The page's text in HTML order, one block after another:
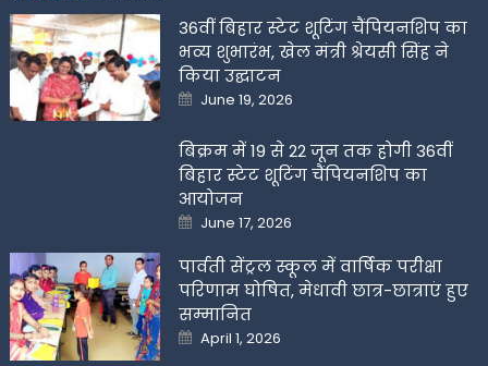
36वीं बिहार स्टेट शूटिंग चैंपियनशिप का
भव्य शुभारंभ, खेल मंत्री श्रेयसी सिंह ने
किया उद्घाटन
Posted
on
June 19, 2026
बिक्रम में 19 से 22 जून तक होगी 36वीं
बिहार स्टेट शूटिंग चैंपियनशिप का
आयोजन
Posted
on
June 17, 2026
पार्वती सेंट्रल स्कूल में वार्षिक परीक्षा
परिणाम घोषित, मेधावी छात्र-छात्राएं हुए
सम्मानित
Posted
on
April 1, 2026